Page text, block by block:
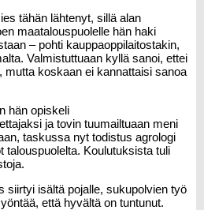
tähän lähtenyt, sillä alan
maatalouspuolelle hän haki
– pohti kauppaoppilaitostakin,
Valmistuttuaan kyllä sanoi, ettei
mutta koskaan ei kannattaisi sanoa
hän opiskeli
ja tovin tuumailtuaan meni
taskussa nyt todistus agrologi
talouspuolelta. Koulutuksista tuli
siirtyi isältä pojalle, sukupolvien työ
että hyvältä on tuntunut.